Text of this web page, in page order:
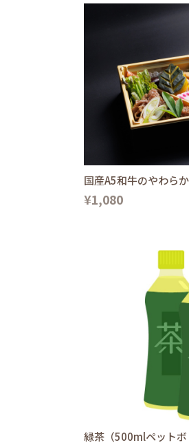
国産A5和牛のやわら
¥1,080
緑茶（500mlペットボ